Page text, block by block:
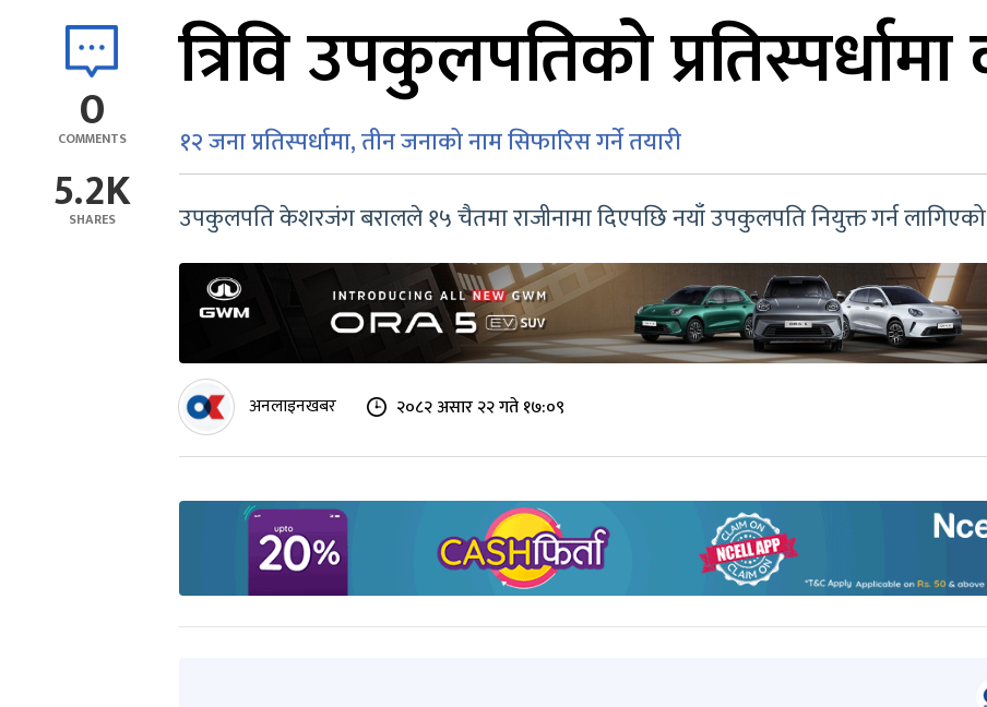
0
COMMENTS
5.2K
SHARES
त्रिवि उपकुलपतिको
१२ जना प्रतिस्पर्धामा, तीन जनाको नाम सिफारिस गर्ने तयारी
उपकुलपति केशरजंग बरालले १५ चैतमा राजीनामा दिएपछि नयाँ उपकुलपति नियुक्त गर्न लागिएको
अनलाइनखबर २०८२ असार २२ गते १७:०९